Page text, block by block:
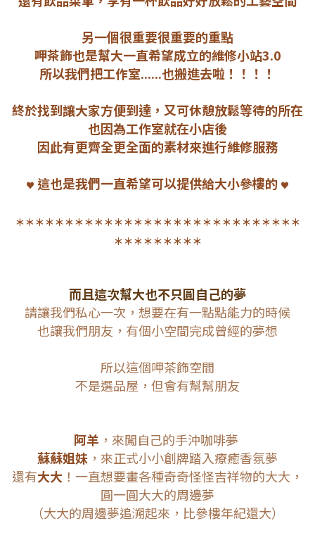
另一個很重要很重要的重點
呷茶飾也是幫大一直希望成立的維修小站3.0
所以我們把工作室......也搬進去啦！！！！
終於找到讓大家方便到達，又可休憩放鬆等待的所在
也因為工作室就在小店後
因此有更齊全更全面的素材來進行維修服務
♥︎ 這也是我們一直希望可以提供給大小參樓的 ♥︎
＊＊＊＊＊＊＊＊＊＊＊＊＊＊＊＊＊＊＊＊＊＊＊＊＊＊＊＊＊
＊＊＊＊＊＊＊＊＊
而且這次幫大也不只圓自己的夢
請讓我們私心一次，想要在有一點點能力的時候
也讓我們朋友，有個小空間完成曾經的夢想
所以這個呷茶飾空間
不是選品屋， 但會有幫幫朋友
阿羊 ，來闖自己的手沖咖啡夢
蘇蘇姐妹 ，來正式小小創牌踏入療癒香氛夢
還有大大 ！一直想要畫各種奇奇怪怪吉祥物的大大，
圓一圓大大的周邊夢
（大大的周邊夢追溯起來，比參樓年紀還大）